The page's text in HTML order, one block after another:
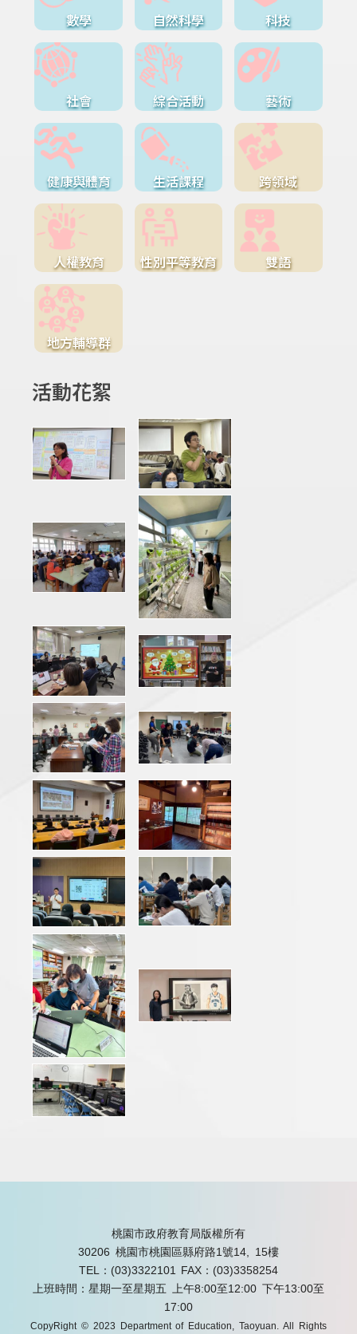
數學 自然科學 科技
社會 綜合活動 藝術
健康與體育 生活課程 跨領域
人權教育 性別平等教育 雙語
地方輔導群
活動花絮
桃園市政府教育局版權所有
30206 桃園市桃園區縣府路1號14, 15樓
TEL：(03)3322101
FAX：(03)3358254
上班時間：星期一至星期五 上午8:00至12:00 下午13:00至
17:00
CopyRight © 2023 Department of Education, Taoyuan. All Rights